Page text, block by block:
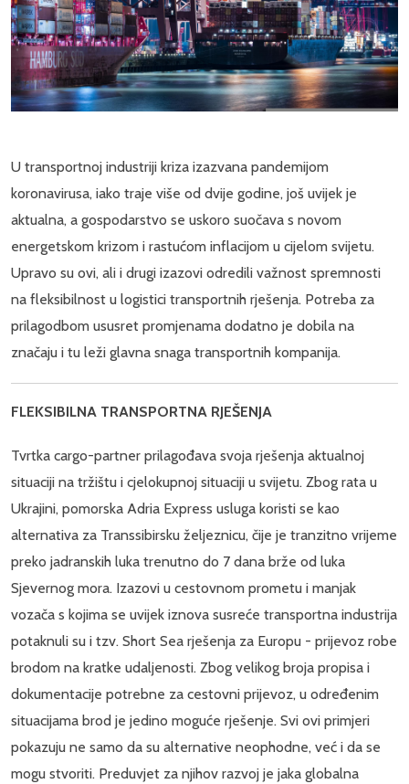
U transportnoj industriji kriza izazvana pandemijom
koronavirusa, iako traje više od dvije godine, još uvijek je
aktualna, a gospodarstvo se uskoro suočava s novom
energetskom krizom i rastućom inflacijom u cijelom svijetu.
Upravo su ovi, ali i drugi izazovi odredili važnost spremnosti
na fleksibilnost u logistici transportnih rješenja. Potreba za
prilagodbom ususret promjenama dodatno je dobila na
značaju i tu leži glavna snaga transportnih kompanija.
FLEKSIBILNA TRANSPORTNA RJEŠENJA
Tvrtka cargo-partner prilagođava svoja rješenja aktualnoj
situaciji na tržištu i cjelokupnoj situaciji u svijetu. Zbog rata u
Ukrajini, pomorska Adria Express usluga koristi se kao
alternativa za Transsibirsku željeznicu, čije je tranzitno vrijeme
preko jadranskih luka trenutno do 7 dana brže od luka
Sjevernog mora. Izazovi u cestovnom prometu i manjak
vozača s kojima se uvijek iznova susreće transportna industrija
potaknuli su i tzv. Short Sea rješenja za Europu - prijevoz robe
brodom na kratke udaljenosti. Zbog velikog broja propisa i
dokumentacije potrebne za cestovni prijevoz, u određenim
situacijama brod je jedino moguće rješenje. Svi ovi primjeri
pokazuju ne samo da su alternative neophodne, već i da se
mogu stvoriti. Preduvjet za njihov razvoj je jaka globalna